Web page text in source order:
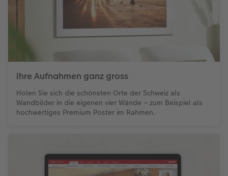
Ihre Aufnahmen ganz gross
Holen Sie sich die schönsten Orte der Schweiz als
Wandbilder in die eigenen vier Wände – zum Beispiel als
hochwertiges Premium Poster im Rahmen.